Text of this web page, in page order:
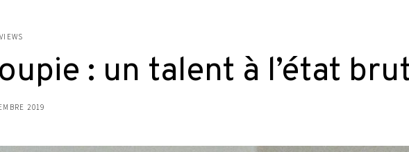
: un talent à l’état
2019